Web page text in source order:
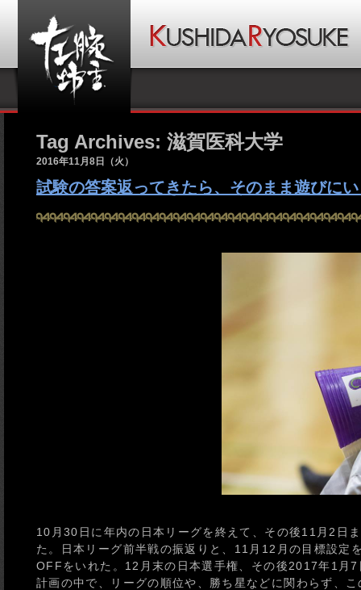
Tag Archives: 滋賀医科大学
2016年11月8日（火）
試験の答案返ってきたら、そのまま遊びに
10月30日に年内の日本リーグを終えて、その後11月2日
た。日本リーグ前半戦の振返りと、11月12月の目標設定
OFFをいれた。12月末の日本選手権、その後2017年1月
計画の中で、リーグの順位や、勝ち星などに関わらず、